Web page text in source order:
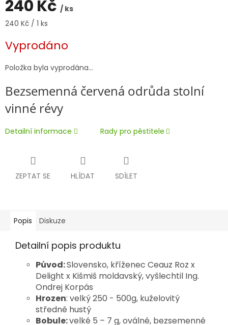
240 Kč / ks
Měrná
240 Kč / 1 ks
Vyprodáno
Položka byla vyprodána…
Bezsemenná červená odrůda stolní
vinné révy
Detailní informace Rady pro pěstitele
ZEPTAT SE HLÍDAT SDÍLET
Popis Diskuze
Detailní popis produktu
Původ:Slovensko, kříženec Ceauz Roz x
Delight x Kišmiš moldavský, vyšlechtil Ing.
Ondrej Korpás
Hrozen: velký 250 - 500g, kuželovitý
středně hustý
Bobule:velké 5 – 7 g, oválné, bezsemenné